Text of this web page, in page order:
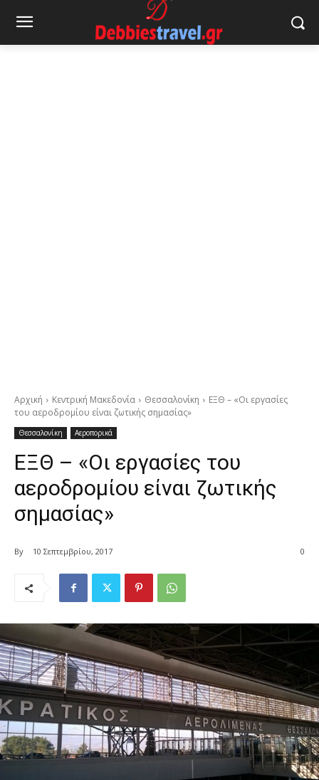
Αρχική Κεντρική Μακεδονία Θεσσαλονίκη
ΕΞΘ – «Οι εργασίες
του αεροδρομίου είναι ζωτικής σημασίας»
Θεσσαλονίκη Αεροπορικά
ΕΞΘ – «Οι εργασίες του
αεροδρομίου είναι ζωτικής
σημασίας»
By 10 Σεπτεμβρίου, 2017 0